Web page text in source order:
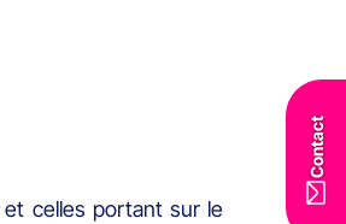
Contact
et celles portant sur le